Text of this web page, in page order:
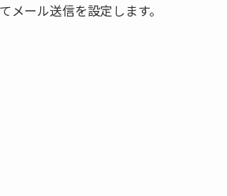
ール送信を設定します。